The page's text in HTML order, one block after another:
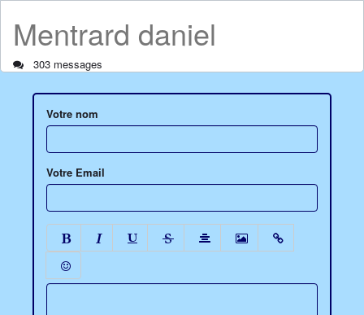
Mentrard daniel
303 messages
Votre nom
Votre Email